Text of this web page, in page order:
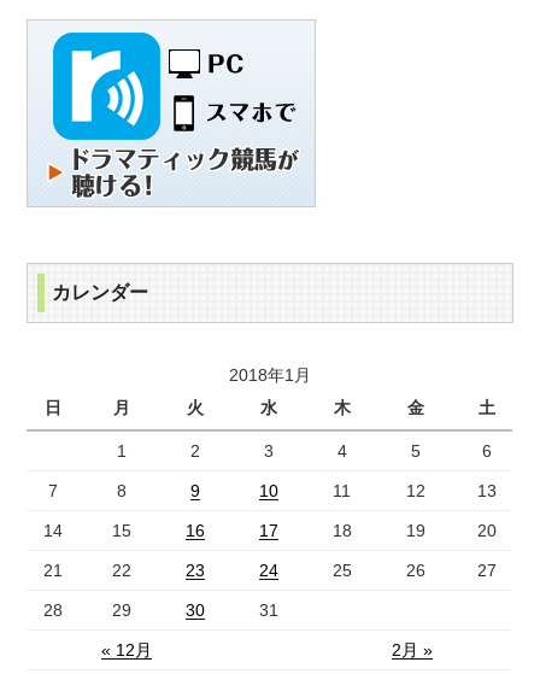
カレンダー
2018年1月
日
月 火 水 木 金 土
« 12月 2月 »
1 2 3 4 5 6
7 8 9 10 11 12 13
14 15 16 17 18 19 20
21 22 23 24 25 26 27
28 29 30 31